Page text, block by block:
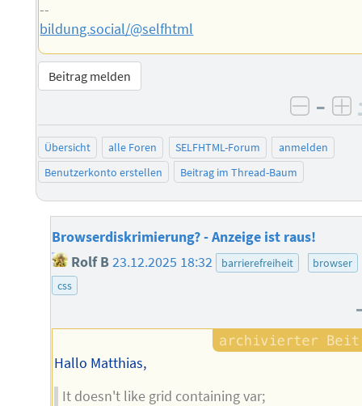
--
bildung.social/@selfhtml
Beitrag melden
–
Übersicht alle Foren SELFHTML-Forum
anmelden
Benutzerkonto erstellen
Beitrag im Thread-Baum
Browserdiskrimierung? - Anzeige ist raus!
Rolf B23.12.2025 18:32 barrierefreiheit
browser
css
Hallo Matthias,
It doesn't like grid containing var;